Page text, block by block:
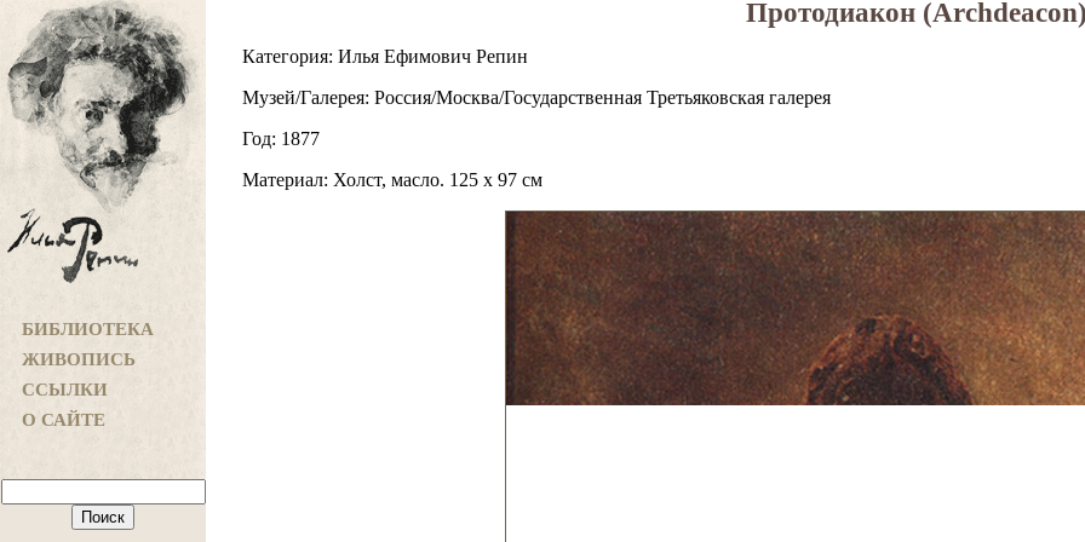
БИБЛИОТЕКА
ЖИВОПИСЬ
ССЫЛКИ
О САЙТЕ
Протодиакон
Категория: Илья Ефимович Репин
Музей/Галерея: Россия/Москва/Государственная Третьяковская галерея
Год: 1877
Материал: Холст, масло. 125 x 97 см